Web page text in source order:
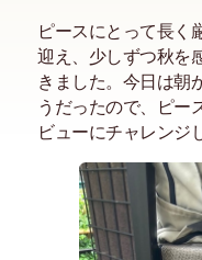
ピースにとって長く
迎え、少しずつ秋を
きました。今日は朝
うだったので、ピー
ビューにチャレンジ